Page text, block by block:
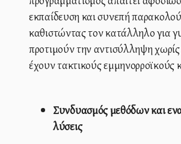
εκπαίδευση και συνεπή
καθιστώντας τον κατάλληλο για
προτιμούν την αντισύλληψη
έχουν τακτικούς εμμηνορροϊκούς
Συνδυασμός μεθόδων και
λύσεις